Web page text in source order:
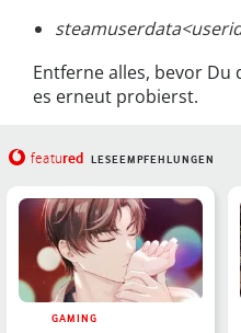
Entferne alles, bevor Du
es erneut probierst.
featured LESEEMPFEHLUNGEN
GAMING